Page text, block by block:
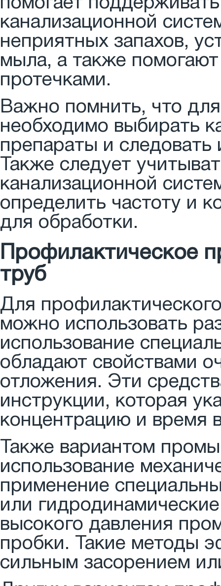
помогает
канализационной
неприятных запахов,
мыла, а также
протечками.
Важно помнить, что
необходимо выбирать
препараты и следовать
Также следует
канализационной
определить частоту и
для обработки.
Профилактическое
труб
Для
можно использовать
использование
обладают свойствами
отложения. Эти
инструкции, которая
концентрацию и время
Также вариантом
использование
применение
или
высокого давления
пробки. Такие методы
сильным засорением